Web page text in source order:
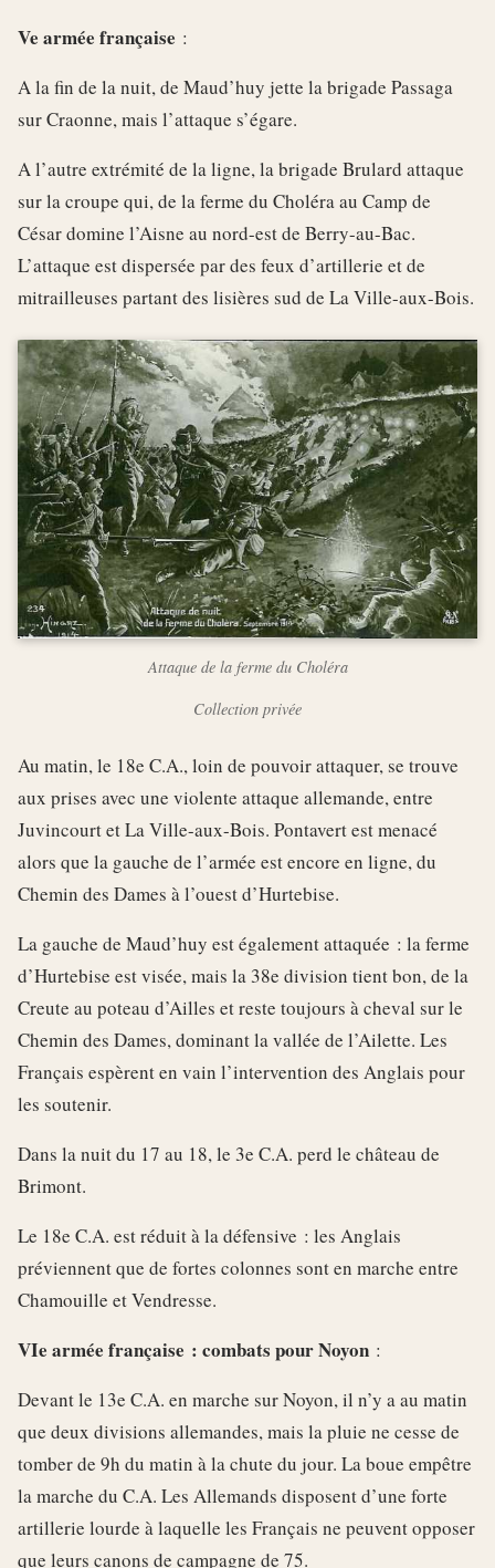
Ve armée française :
A la fin de la nuit, de Maud’huy jette la brigade Passaga
sur Craonne, mais l’attaque s’égare.
A l’autre extrémité de la ligne, la brigade Brulard attaque
sur la croupe qui, de la ferme du Choléra au Camp de
César domine l’Aisne au nord-est de Berry-au-Bac.
L’attaque est dispersée par des feux d’artillerie et de
mitrailleuses partant des lisières sud de La Ville-aux-Bois.
Attaque de la ferme du Choléra
Collection privée
Au matin, le 18e C.A., loin de pouvoir attaquer, se trouve
aux prises avec une violente attaque allemande, entre
Juvincourt et La Ville-aux-Bois. Pontavert est menacé
alors que la gauche de l’armée est encore en ligne, du
Chemin des Dames à l’ouest d’Hurtebise.
La gauche de Maud’huy est également attaquée : la ferme
d’Hurtebise est visée, mais la 38e division tient bon, de la
Creute au poteau d’Ailles et reste toujours à cheval sur le
Chemin des Dames, dominant la vallée de l’Ailette. Les
Français espèrent en vain l’intervention des Anglais pour
les soutenir.
Dans la nuit du 17 au 18, le 3e C.A. perd le château de
Brimont.
Le 18e C.A. est réduit à la défensive : les Anglais
préviennent que de fortes colonnes sont en marche entre
Chamouille et Vendresse.
VIe armée française : combats pour Noyon :
Devant le 13e C.A. en marche sur Noyon, il n’y a au matin
que deux divisions allemandes, mais la pluie ne cesse de
tomber de 9h du matin à la chute du jour. La boue empêtre
la marche du C.A. Les Allemands disposent d’une forte
artillerie lourde à laquelle les Français ne peuvent opposer
que leurs canons de campagne de 75.